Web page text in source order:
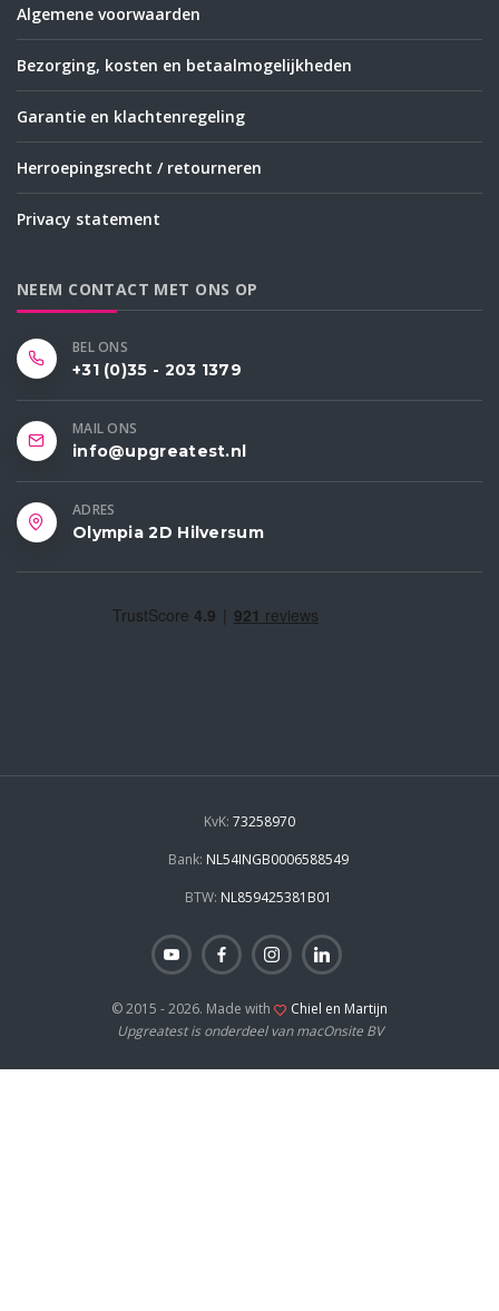
Algemene voorwaarden
Bezorging, kosten en betaalmogelijkheden
Garantie en klachtenregeling
Herroepingsrecht / retourneren
Privacy statement
NEEM CONTACT MET ONS OP
BEL ONS
+31 (0)35 - 203 1379
MAIL ONS
info@upgreatest.nl
ADRES
Olympia 2D Hilversum
KvK: 73258970
Bank: NL54INGB0006588549
BTW: NL859425381B01
© 2015 - 2026. Made with
Chiel en Martijn
Upgreatest is onderdeel van macOnsite BV